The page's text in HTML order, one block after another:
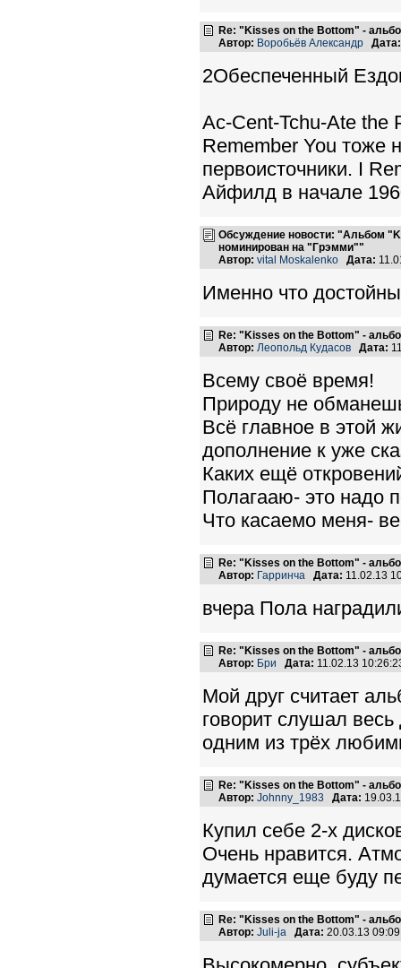
Re: "Kisses on the Bottom" -
Автор: Воробьёв Александр Дата:
2Обеспеченный
Ac-Cent-Tchu-Ate
Remember You тоже
первоисточники. I
Айфилд в начале
Обсуждение новости: "Альбом
номинирован на "Грэмми""
Автор: vital Moskalenko Дата:
Именно что
Re: "Kisses on the Bottom" -
Автор: Леопольд Кудасов Дата:
Всему своё время!
Природу не
Всё главное в этой
дополнение к уже
Каких ещё
Полагааю- это надо
Что касаемо меня-
Re: "Kisses on the Bottom" -
Автор: Гарринча Дата: 11.02.13
вчера Пола
Re: "Kisses on the Bottom" -
Автор: Бри Дата: 11.02.13
Мой друг считает
говорит слушал весь
одним из трёх
Re: "Kisses on the Bottom" -
Автор: Johnny_1983 Дата:
Купил себе 2-х
Очень нравится.
думается еще буду
Re: "Kisses on the Bottom" -
Автор: Juli-ja Дата: 20.03.13